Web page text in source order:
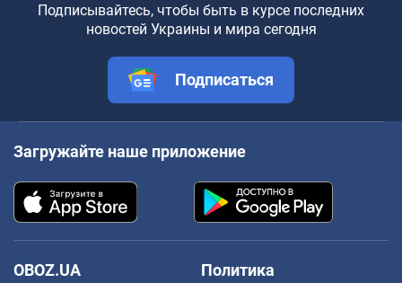
Подписывайтесь, чтобы быть в курсе последних
новостей Украины и мира сегодня
Подписаться
Загружайте наше приложение
OBOZ.UA
Политика